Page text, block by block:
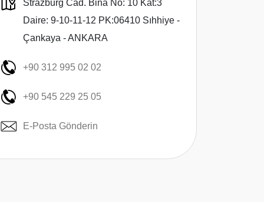
Strazburg Cad. Bina No: 10 Kat:3
Daire: 9-10-11-12 PK:06410 Sıhhiye -
Çankaya - ANKARA
+90 312 995 02 02
+90 545 229 25 05
E-Posta Gönderin